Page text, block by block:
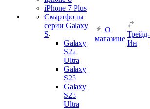
iPhone 7 Plus
Смартфоны
серии Galaxy
S
Galaxy
S22
Ultra
Galaxy
S23
Galaxy
S23
Ultra
О
магазине
Трейд-
Ин